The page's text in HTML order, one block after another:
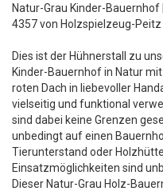
Natur-Grau Kinder-
4357 von Holzspielzeug-Peitz
Dies ist der Hühnerstall zu
Kinder-Bauernhof in Natur
roten Dach in liebevoller
vielseitig und funktional
sind dabei keine Grenzen
unbedingt auf einen
Tierunterstand oder
Einsatzmöglichkeiten sind
Dieser Natur-Grau Holz-